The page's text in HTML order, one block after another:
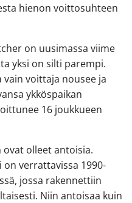
hienon voittosuhteen
on uusimassa viime
yksi on silti parempi.
voittaja nousee ja
ykköspaikan
16 joukkueen
olleet antoisia.
verrattavissa 1990-
jossa rakennettiin
Niin antoisaa kuin